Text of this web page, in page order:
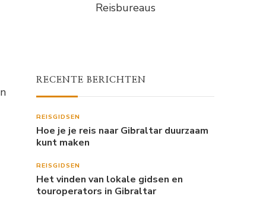
Reisbureaus
RECENTE BERICHTEN
REISGIDSEN
Hoe je je reis naar Gibraltar duurzaam
kunt maken
REISGIDSEN
Het vinden van lokale gidsen en
touroperators in Gibraltar